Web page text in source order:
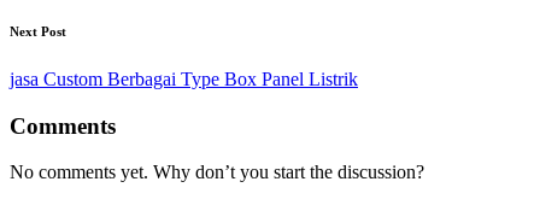
Next Post
jasa Custom Berbagai Type Box Panel Listrik
Comments
No comments yet. Why don’t you start the discussion?